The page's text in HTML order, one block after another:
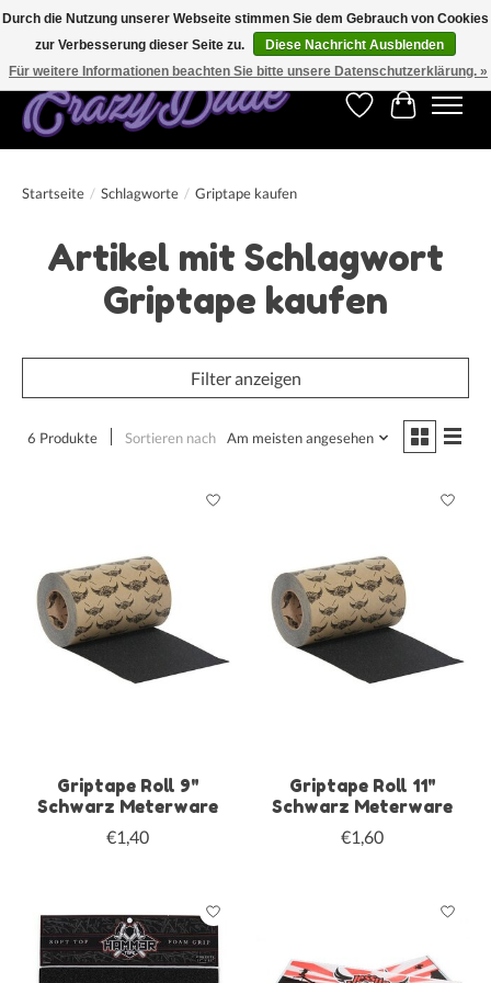
Kostenfreier Versand für Bestellungen ab 250 €. Weltweite Lieferung!
Wunschzettel
Ihr
Startseite / Schlagworte / Griptape kaufen
Artikel mit Schlagwort
Griptape kaufen
Filter anzeigen
6 Produkte Sortieren nach Am meisten angesehen
Griptape Roll 9"
Schwarz Meterware
€1,40
Griptape Roll 11"
Schwarz Meterware
€1,60
Durch die Nutzung unserer Webseite stimmen Sie dem Gebrauch von Cookies
zur Verbesserung dieser Seite zu.
Diese Nachricht Ausblenden
Für weitere Informationen beachten Sie bitte unsere Datenschutzerklärung. »